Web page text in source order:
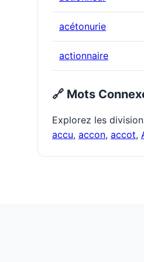
acétonurie
actionnaire
🔗 Mots
Explorez les
accu, accon, accot,